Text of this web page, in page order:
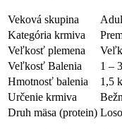
Veková skupina
Kategória krmiva
Veľkosť plemena
Veľkosť Balenia
1 –
Hmotnosť balenia
1,5
Určenie krmiva
Druh mäsa (protein)